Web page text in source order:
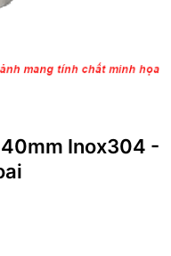
Inox304 -